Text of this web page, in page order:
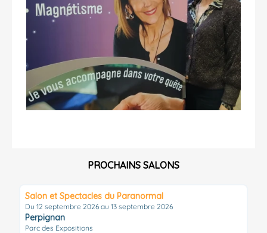
PROCHAINS SALONS
Salon et Spectacles du Paranormal
Du 12 septembre 2026 au 13 septembre 2026
Perpignan
Parc des Expositions